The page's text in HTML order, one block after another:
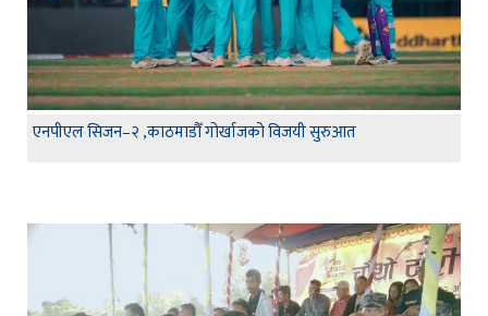
एनपीएल सिजन–२ ,काठमाडौँ गोर्खाजको विजयी सुरुआत